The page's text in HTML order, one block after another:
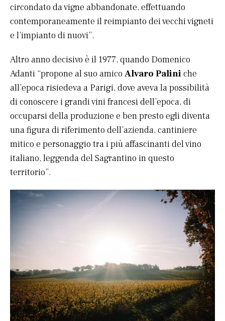
circondato da vigne abbandonate, effettuando
contemporaneamente il reimpianto dei vecchi vigneti
e l’impianto di nuovi”.
Altro anno decisivo è il 1977, quando Domenico
Adanti “propone al suo amico Alvaro Palini che
all’epoca risiedeva a Parigi, dove aveva la possibilità
di conoscere i grandi vini francesi dell’epoca, di
occuparsi della produzione e ben presto egli diventa
una figura di riferimento dell’azienda, cantiniere
mitico e personaggio tra i più affascinanti del vino
italiano, leggenda del Sagrantino in questo
territorio”.